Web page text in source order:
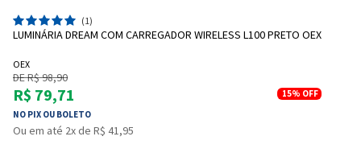
(1)
LUMINÁRIA DREAM COM CARREGADOR WIRELESS L100 PRETO OEX
OEX
DE R$ 98,90
R$ 79,71
NO PIX OU BOLETO
15% OFF
Ou em até 2x de R$ 41,95